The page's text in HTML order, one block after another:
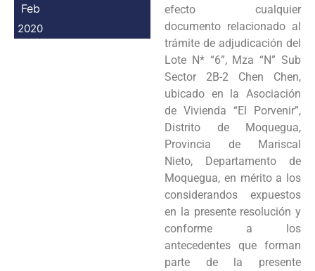
Feb
2020
efecto cualquier
documento relacionado al
trámite de adjudicación del
Lote N* “6”, Mza “N” Sub
Sector 2B-2 Chen Chen,
ubicado en la Asociación
de Vivienda “El Porvenir”,
Distrito de Moquegua,
Provincia de Mariscal
Nieto, Departamento de
Moquegua, en mérito a los
considerandos expuestos
en la presente resolución y
conforme a los
antecedentes que forman
parte de la presente